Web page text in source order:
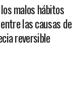
malos hábitos
las causas de
reversible